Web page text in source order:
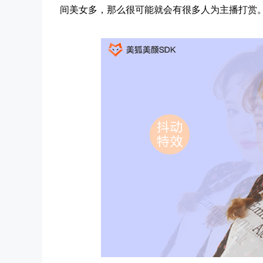
间美女多，那么很可能就会有很多人为主播打赏